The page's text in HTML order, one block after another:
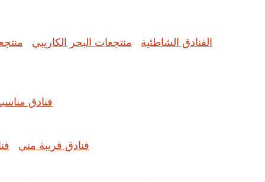
الفنادق الشاطئية منتجعات البحر الكاريبي
فنادق
فنادق قريبة مني